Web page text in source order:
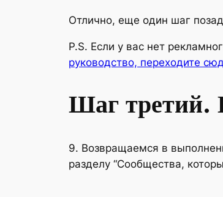
Отлично, еще один шаг
P.S. Если у вас нет
руководство, переходите
Шаг третий.
9. Возвращаемся в
разделу “Сообщества,